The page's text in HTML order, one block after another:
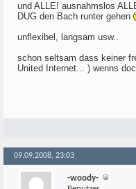
und ALLE! ausnahmslos
DUG den Bach runter gehen
unflexibel, langsam usw..
schon seltsam dass keiner
United Internet... ) wenns
09.09.2008, 23:03
-woody-